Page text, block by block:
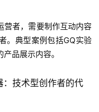
营者，需要制作互动内容
。典型案例包括GQ实验
品展示内容。
技术型创作者的代